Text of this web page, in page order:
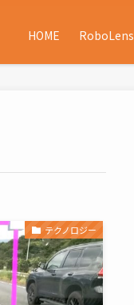
HOME RoboLens
テクノロジー